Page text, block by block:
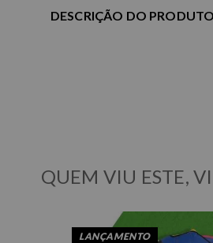
DESCRIÇÃO DO PRODUTO
QUEM VIU ESTE,
LANÇAMENTO